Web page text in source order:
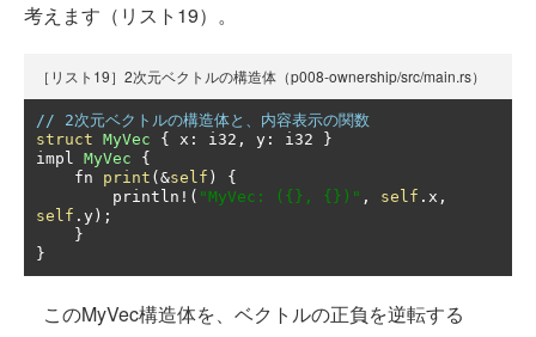
考えます（リスト19）。
［リスト19］2次元ベクトルの構造体（p008-ownership/src/main.rs）
// 2次元ベクトルの構造体と、内容表示の関数
struct MyVec { x : i32 , y : i32
}
impl MyVec
{
    fn
print (&self )
{
        println
!( "MyVec: ({}, {})" , self . x ,
self . y );
}
}
このMyVec構造体を、ベクトルの正負を逆転する